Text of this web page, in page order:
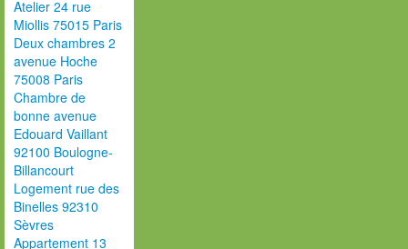
Atelier 24 rue
Miollis 75015 Paris
Deux chambres 2
avenue Hoche
75008 Paris
Chambre de
bonne avenue
Edouard Vaillant
92100 Boulogne-
Billancourt
Logement rue des
Binelles 92310
Sèvres
Appartement 13